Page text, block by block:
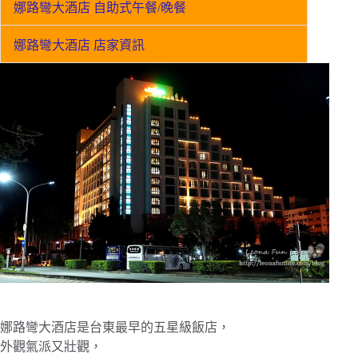
娜路彎大酒店 自助式午餐/晚餐
娜路彎大酒店 店家資訊
娜路彎大酒店是台東最早的五星級飯店，
外觀氣派又壯觀，